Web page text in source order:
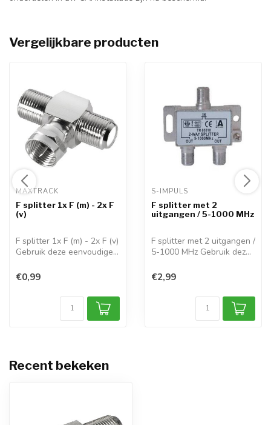
Vergelijkbare producten
MAXTRACK
F splitter 1x F (m) - 2x F
(v)
F splitter 1x F (m) - 2x F (v)
Gebruik deze eenvoudige
€0,99
S-IMPULS
F splitter met 2
uitgangen / 5-1000 MHz
F splitter met 2 uitgangen /
5-1000 MHz Gebruik deze
€2,99
Recent bekeken